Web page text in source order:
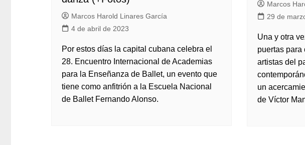
Marcos Harold Linares García
4 de abril de 2023
Por estos días la capital cubana celebra el
28. Encuentro Internacional de Academias
para la Enseñanza de Ballet, un evento que
tiene como anfitrión a la Escuela Nacional
de Ballet Fernando Alonso.
Marcos
29 de
Una y otra
puertas para
artistas del
un
de Víctor